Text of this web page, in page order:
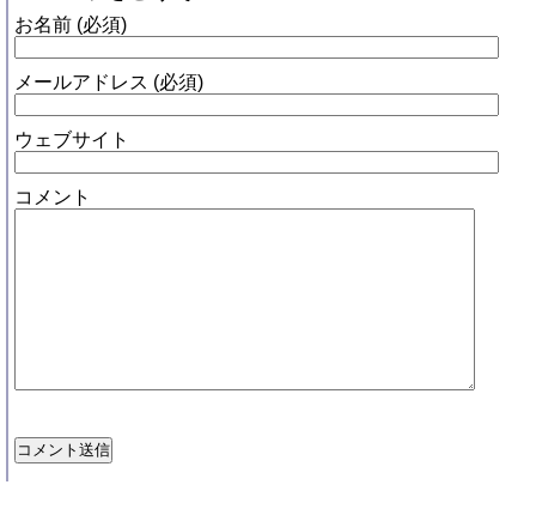
お名前 (必須)
メールアドレス (必須)
ウェブサイト
コメント